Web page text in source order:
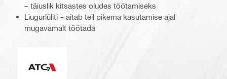
– täiuslik kitsastes oludes töötamiseks
Liugurlüliti – aitab teil pikema kasutamise ajal
mugavamalt töötada